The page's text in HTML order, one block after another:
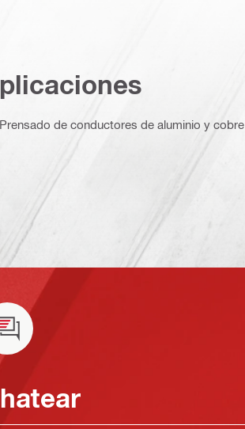
Prensado de conductores de aluminio y cobre